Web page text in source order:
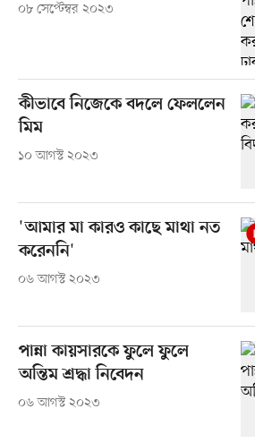
০৮ সেপ্টেম্বর ২০২৩
কীভাবে নিজেকে বদলে ফেললেন
মিম
১০ আগস্ট ২০২৩
'আমার মা কারও কাছে মাথা নত
করেননি'
০৬ আগস্ট ২০২৩
পান্না কায়সারকে ফুলে ফুলে
অন্তিম শ্রদ্ধা নিবেদন
০৬ আগস্ট ২০২৩